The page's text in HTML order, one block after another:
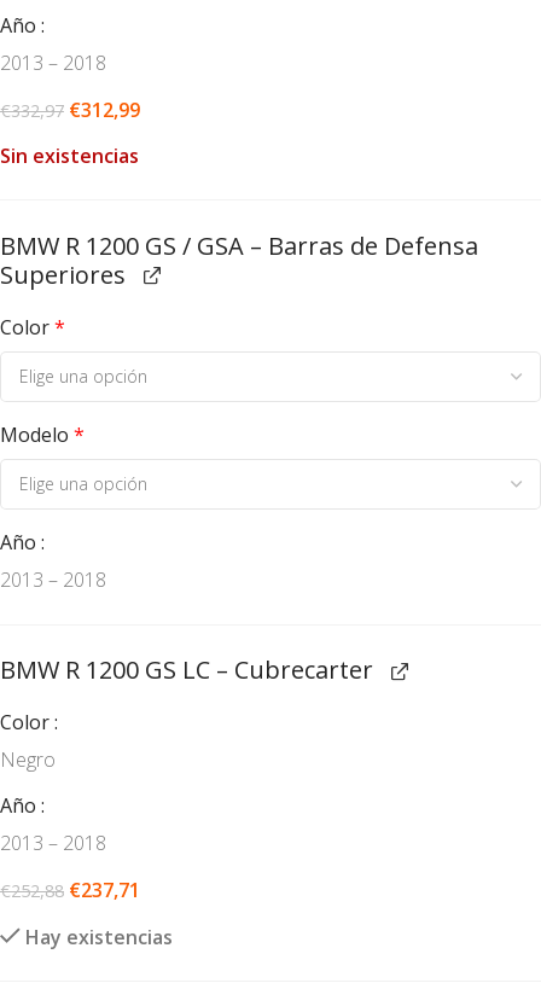
Año
2013 – 2018
€332,97 €312,99
Sin existencias
BMW R 1200 GS / GSA – Barras de Defensa
Superiores
Color*
Modelo *
Año
2013 – 2018
BMW R 1200 GS LC – Cubrecarter
Color
Negro
Año
2013 – 2018
€252,88 €237,71
Hay existencias